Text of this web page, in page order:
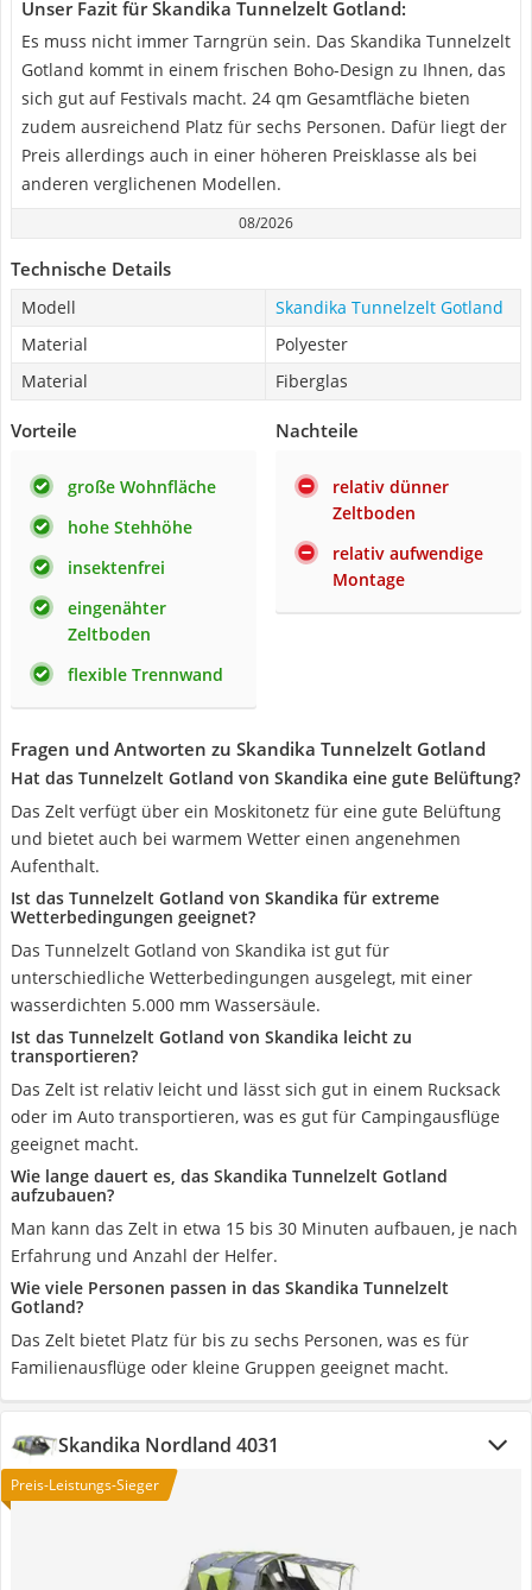
Unser Fazit für Skandika Tunnelzelt Gotland:
Es muss nicht immer Tarngrün sein. Das Skandika Tunnelzelt
Gotland kommt in einem frischen Boho-Design zu Ihnen, das
sich gut auf Festivals macht. 24 qm Gesamtfläche bieten
zudem ausreichend Platz für sechs Personen. Dafür liegt der
Preis allerdings auch in einer höheren Preisklasse als bei
anderen verglichenen Modellen.
08/2026
Technische Details
Modell
Skandika Tunnelzelt Gotland
Material
Polyester
Material
Fiberglas
Vorteile
große Wohnfläche
hohe Stehhöhe
insektenfrei
eingenähter
Zeltboden
flexible Trennwand
Nachteile
relativ dünner
Zeltboden
relativ aufwendige
Montage
Fragen und Antworten zu Skandika Tunnelzelt Gotland
Hat das Tunnelzelt Gotland von Skandika eine gute Belüftung?
Das Zelt verfügt über ein Moskitonetz für eine gute Belüftung
und bietet auch bei warmem Wetter einen angenehmen
Aufenthalt.
Ist das Tunnelzelt Gotland von Skandika für extreme
Wetterbedingungen geeignet?
Das Tunnelzelt Gotland von Skandika ist gut für
unterschiedliche Wetterbedingungen ausgelegt, mit einer
wasserdichten 5.000 mm Wassersäule.
Ist das Tunnelzelt Gotland von Skandika leicht zu
transportieren?
Das Zelt ist relativ leicht und lässt sich gut in einem Rucksack
oder im Auto transportieren, was es gut für Campingausflüge
geeignet macht.
Wie lange dauert es, das Skandika Tunnelzelt Gotland
aufzubauen?
Man kann das Zelt in etwa 15 bis 30 Minuten aufbauen, je nach
Erfahrung und Anzahl der Helfer.
Wie viele Personen passen in das Skandika Tunnelzelt
Gotland?
Das Zelt bietet Platz für bis zu sechs Personen, was es für
Familienausflüge oder kleine Gruppen geeignet macht.
Skandika Nordland 4031
Preis-Leistungs-Sieger